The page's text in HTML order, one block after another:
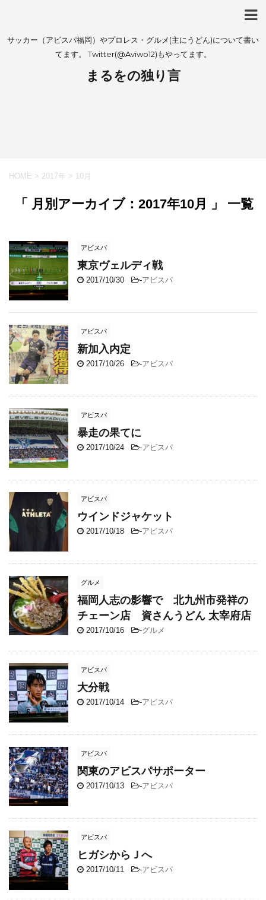
サッカー（アビスパ福岡）やプロレス・グルメ(主にうどん)について書い
てます。 Twitter(@Aviwo12)もやってます。
まるをの独り言
HOME > 2017年 > 10月
「 月別アーカイブ：2017年10月 」 一覧
アビスパ
東京ヴェルディ戦
2017/10/30 -アビスパ
アビスパ
新加入内定
2017/10/26 -アビスパ
アビスパ
暴走の果てに
2017/10/24 -アビスパ
アビスパ
ウインドジャケット
2017/10/18 -アビスパ
グルメ
福岡人志の影響で 北九州市発祥の
チェーン店 資さんうどん 太宰府店
2017/10/16 -グルメ
アビスパ
大分戦
2017/10/14 -アビスパ
アビスパ
関東のアビスパサポーター
2017/10/13 -アビスパ
アビスパ
ヒガシからＪへ
2017/10/11 -アビスパ